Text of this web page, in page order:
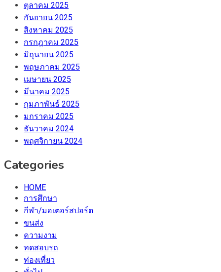
ตุลาคม 2025
กันยายน 2025
สิงหาคม 2025
กรกฎาคม 2025
มิถุนายน 2025
พฤษภาคม 2025
เมษายน 2025
มีนาคม 2025
กุมภาพันธ์ 2025
มกราคม 2025
ธันวาคม 2024
พฤศจิกายน 2024
Categories
HOME
การศึกษา
กีฬา/มอเตอร์สปอร์ต
ขนส่ง
ความงาม
ทดสอบรถ
ท่องเที่ยว